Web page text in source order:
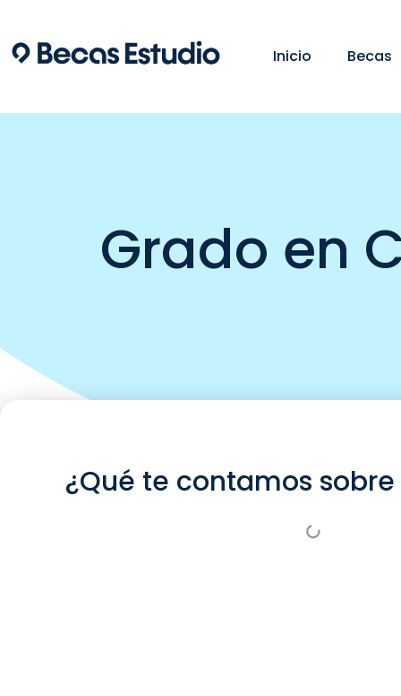
contenido
Inicio Becas
Grado en
¿Qué te contamos